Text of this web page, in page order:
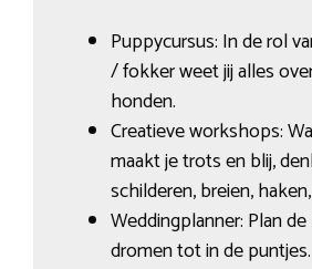
Puppycursus: In de rol
/ fokker weet jij alles
honden.
Creatieve workshops:
maakt je trots en blij,
schilderen, breien,
Weddingplanner: Plan
dromen tot in de puntjes.